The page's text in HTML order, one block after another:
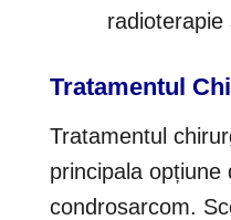
radioterapie
Tratamentul
Tratamentul
principala
condrosarcom.